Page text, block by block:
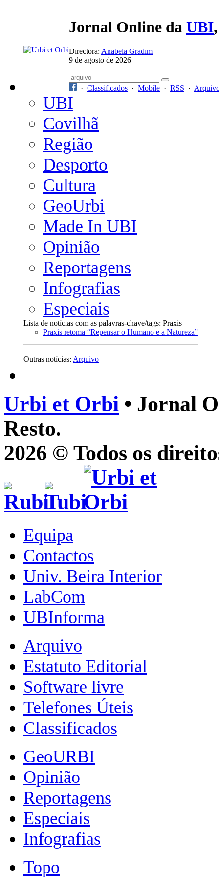
Jornal Online da UBI
Directora: Anabela Gradim
9 de agosto de 2026
· Classificados · Mobile · RSS ·
UBI
Covilhã
Região
Desporto
Cultura
GeoUrbi
Made In UBI
Opinião
Reportagens
Infografias
Especiais
Lista de notícias com as palavras-chave/tags: Praxis
Praxis retoma “Repensar o Humano e a Natureza”
Outras notícias: Arquivo
Urbi et Orbi • Jornal
Resto.
2026 © Todos os
Equipa
Contactos
Univ. Beira Interior
LabCom
UBInforma
Arquivo
Estatuto Editorial
Software livre
Telefones Úteis
Classificados
GeoURBI
Opinião
Reportagens
Especiais
Infografias
Topo